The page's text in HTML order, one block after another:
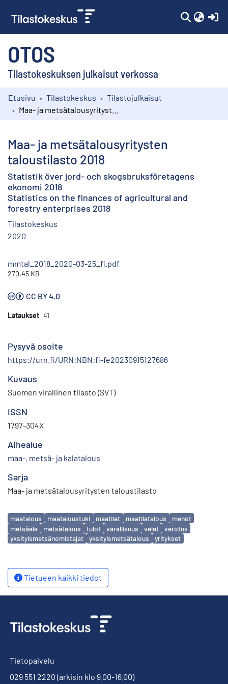
OTOS
Tilastokeskuksen julkaisut verkossa
Kokoelmat
Etusivu Tilastokeskus
Tilastojulkaisut
Maa- ja metsätalousyritysten
taloustilasto 2018
Statistik över jord- och skogsbruksföretagens
ekonomi 2018
Statistics on the finances of agricultural and
forestry enterprises 2018
Tilastokeskus
2020
mmtal_2018_2020-03-25_fi.pdf
270.45 KB
CC BY 4.0
Lataukset 41
Pysyvä osoite
https://urn.fi/URN:NBN:fi-fe20230915127686
Kuvaus
Suomen virallinen tilasto (SVT)
ISSN
1797-304X
Aihealue
maa-, metsä- ja kalatalous
Sarja
Maa- ja metsätalousyritysten taloustilasto
Avainsanat
maatalous maataloustuki maatilat maatilatalous
menot
metsäala
metsätalous tulot varallisuus velat
verotus
yksityismetsänomistajat
yksityismetsätalous yritykset
Tietueen kaikki tiedot
Tietopalvelu
029 551 2220 (arkisin klo 9.00-16.00)